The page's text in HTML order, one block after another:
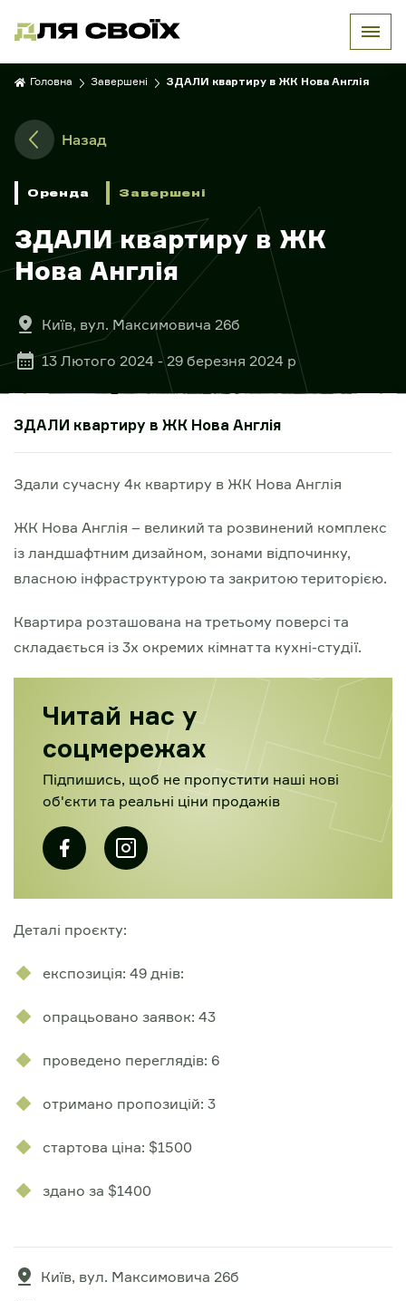
Головна Завершені ЗДАЛИ квартиру в ЖК Нова Англія
Назад
Оренда Завершені
ЗДАЛИ квартиру в ЖК
Нова Англія
Київ, вул. Максимовича 26б
13 Лютого 2024 - 29 березня 2024 р
ЗДАЛИ квартиру в ЖК Нова Англія
Здали сучасну 4к квартиру в ЖК Нова Англія
ЖК Нова Англія – великий та розвинений комплекс
із ландшафтним дизайном, зонами відпочинку,
власною інфраструктурою та закритою територією.
Квартира розташована на третьому поверсі та
складається із 3х окремих кімнат та кухні-студії.
Читай нас у
соцмережах
Підпишись, щоб не пропустити наші нові
об'єкти та реальні ціни продажів
Деталі проєкту:
експозиція: 49 днів:
опрацьовано заявок: 43
проведено переглядів: 6
отримано пропозицій: 3
стартова ціна: $1500
здано за $1400
Київ, вул. Максимовича 26б